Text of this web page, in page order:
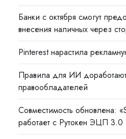
Банки с октября смогут
внесения наличных через
Pinterest нарастила
Правила для ИИ
правообладателей
Совместимость обновлена:
работает с Рутокен ЭЦП 3.0